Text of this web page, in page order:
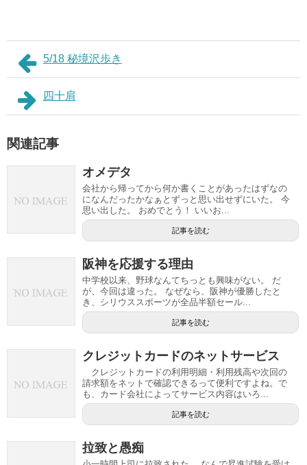
5/18 秘境沢歩き
四十肩
関連記事
オメデタ
会社から帰ってから何か書くことがあったはずなの
になんだったかなぁとずっと思い出せずにいた。 今
思い出した。 おめでとう！ いいお...
記事を読む
阪神を応援する理由
中学校以来、野球なんてちっとも興味がない。 だ
が、今回は違った。 なぜなら、阪神が優勝したと
き、シリウススポーツが全品半額セール...
記事を読む
クレジットカードのネットサービス
クレジットカードの利用明細・利用残高や次回の
請求額をネットで確認できるって便利ですよね。で
も、カード会社によってサービス内容はいろ...
記事を読む
拉致と愚痴